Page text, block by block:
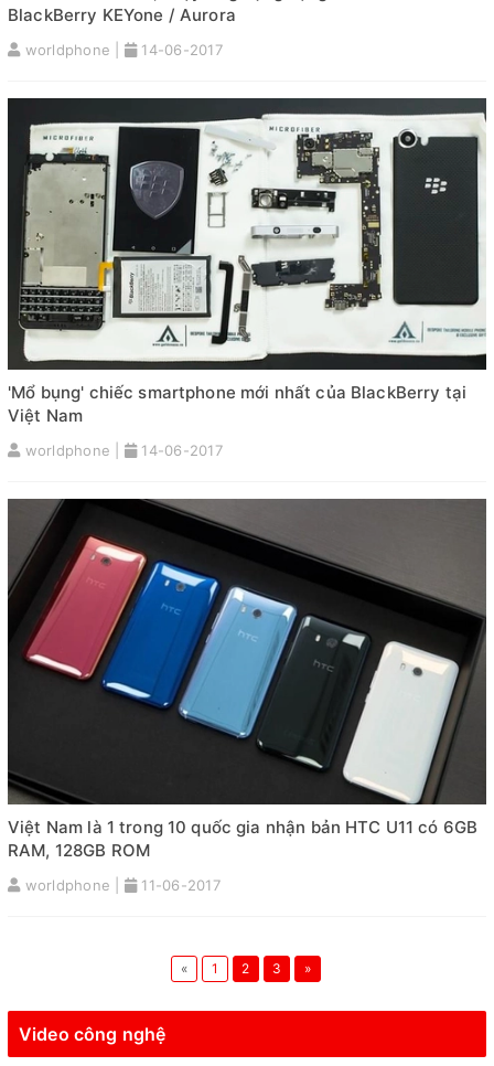
BlackBerry KEYone / Aurora
worldphone | 14-06-2017
'Mổ bụng' chiếc smartphone mới nhất của BlackBerry tại
Việt Nam
worldphone | 14-06-2017
Việt Nam là 1 trong 10 quốc gia nhận bản HTC U11 có 6GB
RAM, 128GB ROM
worldphone | 11-06-2017
« 1 2 3 »
Video công nghệ